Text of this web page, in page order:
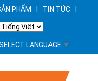
PHẨM TIN TỨC
LANGUAGE ▼